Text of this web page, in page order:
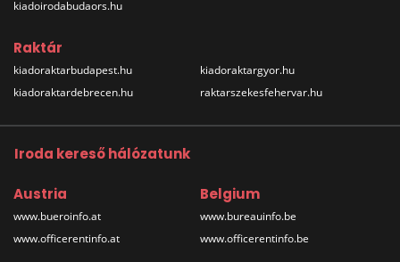
kiadoirodabudaors.hu
Raktár
kiadoraktarbudapest.hu
kiadoraktardebrecen.hu
kiadoraktargyor.hu
raktarszekesfehervar.hu
Iroda kereső hálózatunk
Austria
www.bueroinfo.at
www.officerentinfo.at
Belgium
www.bureauinfo.be
www.officerentinfo.be